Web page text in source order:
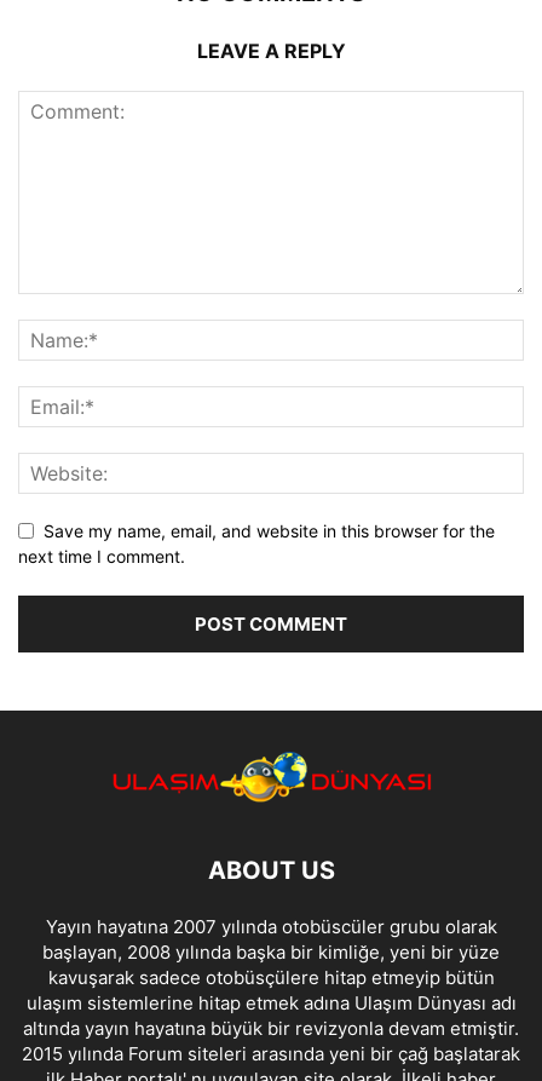
LEAVE A REPLY
Save my name, email, and website in this browser for the
next time I comment.
ABOUT US
Yayın hayatına 2007 yılında otobüscüler grubu olarak
başlayan, 2008 yılında başka bir kimliğe, yeni bir yüze
kavuşarak sadece otobüsçülere hitap etmeyip bütün
ulaşım sistemlerine hitap etmek adına Ulaşım Dünyası adı
altında yayın hayatına büyük bir revizyonla devam etmiştir.
2015 yılında Forum siteleri arasında yeni bir çağ başlatarak